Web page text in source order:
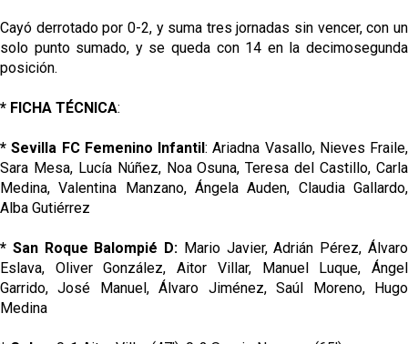
Cayó derrotado por 0-2, y suma tres jornadas sin vencer, con un
solo punto sumado, y se queda con 14 en la decimosegunda
posición.
* FICHA TÉCNICA:
* Sevilla FC Femenino Infantil : Ariadna Vasallo, Nieves Fraile,
Sara Mesa, Lucía Núñez, Noa Osuna, Teresa del Castillo, Carla
Medina, Valentina Manzano, Ángela Auden, Claudia Gallardo,
Alba Gutiérrez
* San Roque Balompié D: Mario Javier, Adrián Pérez, Álvaro
Eslava, Oliver González, Aitor Villar, Manuel Luque, Ángel
Garrido, José Manuel, Álvaro Jiménez, Saúl Moreno, Hugo
Medina